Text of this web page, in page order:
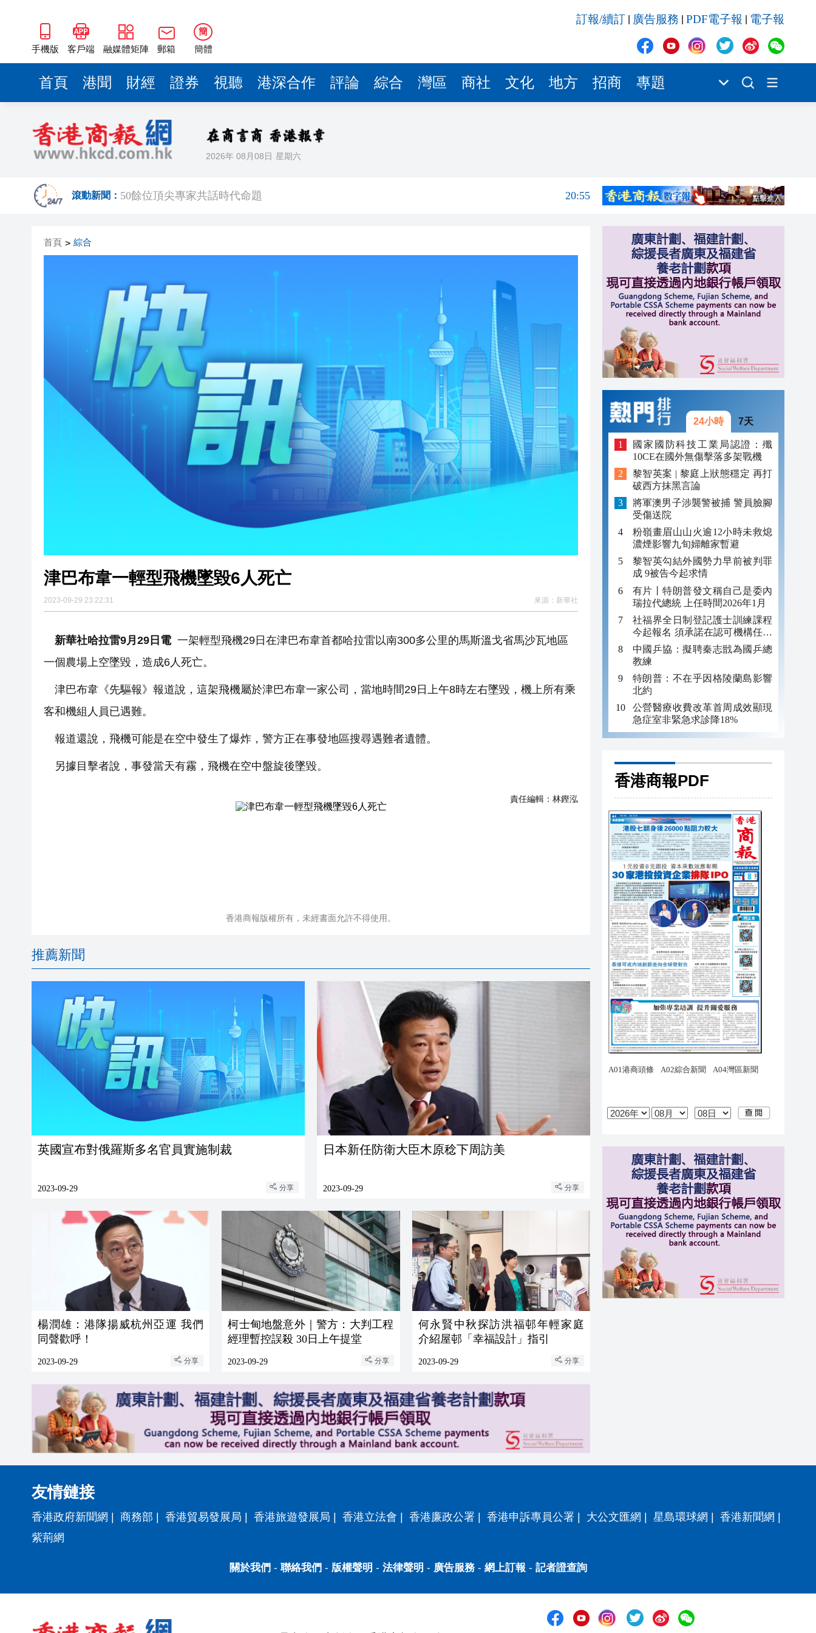
手機版 客戶端 融媒體矩陣 郵箱
簡
簡體
訂報/續訂 廣告服務 PDF電子報 電子報
首頁 港聞 財經 證券 視聽 港深合作 評論 綜合 灣區 商社 文化 地方 招商 專題
2026年 08月08日 星期六
滾動新聞：
海南澄邁文儒煥新升級 五組數據見證文儒沉香從傳統邁向現代
20:42
梁振英率港區全國政協委員考察團來瓊考察
2025年海南儋州以舊換新帶動消費約18億元
20:41
瀋陽鐵西校園閱讀活動解鎖閱讀新玩法
黎智英案｜吳良好：依法公正處理黎智英求情 罪證如山豈能妄想輕判
50餘位頂尖專家共話時代命題
20:55
2025年海南儋州以舊換新帶動消費約18億元
山東26戶省屬國企去年合計營收2.58萬億 利潤總額近936億
瀋陽鐵西校園閱讀活動解鎖閱讀新玩法
黎智英案｜吳良好：依法公正處理黎智英求情 罪證如山豈能妄想輕判
騰出更多時間專注做好宏福苑火災獨立委員會工作 李家超暫停3項公職委任
21:04
50餘位頂尖專家共話時代命題
海南澄邁文儒煥新升級 五組數據見證文儒沉香從傳統邁向現代
20:42
梁振英率港區全國政協委員考察團來瓊考察
20:42
2025年海南儋州以舊換新帶動消費約18億元
20:41
山東26戶省屬國企去年合計營收2.58萬億 利潤總額近936億
瀋陽鐵西校園閱讀活動解鎖閱讀新玩法
首頁 > 綜合
津巴布韋一輕型飛機墜毀6人死亡
2023-09-29 23:22:31 來源： 新華社
新華社哈拉雷9月29日電 一架輕型飛機29日在津巴布韋首都哈拉雷以南300多公里的馬斯溫戈省馬沙瓦地區
一個農場上空墜毀，造成6人死亡。
津巴布韋《先驅報》報道說，這架飛機屬於津巴布韋一家公司，當地時間29日上午8時左右墜毀，機上所有乘
客和機組人員已遇難。
報道還說，飛機可能是在空中發生了爆炸，警方正在事發地區搜尋遇難者遺體。
另據目擊者說，事發當天有霧，飛機在空中盤旋後墜毀。
責任編輯： 林鏗泓
香港商報版權所有，未經書面允許不得使用。
推薦新聞
英國宣布對俄羅斯多名官員實施制裁
2023-09-29 分享
日本新任防衛大臣木原稔下周訪美
2023-09-29 分享
楊潤雄：港隊揚威杭州亞運 我們
同聲歡呼！
2023-09-29 分享
柯士甸地盤意外｜警方：大判工程
經理暫控誤殺 30日上午提堂
2023-09-29 分享
何永賢中秋探訪洪福邨年輕家庭
介紹屋邨「幸福設計」指引
2023-09-29 分享
24小時 7天
國家國防科技工業局認證：殲
10CE在國外無傷擊落多架戰機
黎智英案 | 黎庭上狀態穩定 再打
破西方抹黑言論
將軍澳男子涉襲警被捕 警員臉腳
受傷送院
粉嶺畫眉山山火逾12小時未救熄
濃煙影響九旬婦離家暫避
黎智英勾結外國勢力早前被判罪
成 9被告今起求情
有片丨特朗普發文稱自己是委內
瑞拉代總統 上任時間2026年1月
社福界全日制登記護士訓練課程
今起報名 須承諾在認可機構任職
至少三年
中國乒協：擬聘秦志戩為國乒總
教練
特朗普：不在乎因格陵蘭島影響
北約
公營醫療收費改革首周成效顯現
急症室非緊急求診降18%
香港商報PDF
友情鏈接
香港政府新聞網 | 商務部 | 香港貿易發展局 | 香港旅遊發展局 | 香港立法會 | 香港廉政公署 | 香港申訴專員公署 | 大公文匯網 | 星島環球網 | 香港新聞網 |
紫荊網
關於我們 - 聯絡我們 - 版權聲明 - 法律聲明 - 廣告服務- 網上訂報 - 記者證查詢